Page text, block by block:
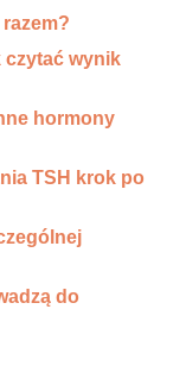
czytać wynik
hormony
TSH krok po
do